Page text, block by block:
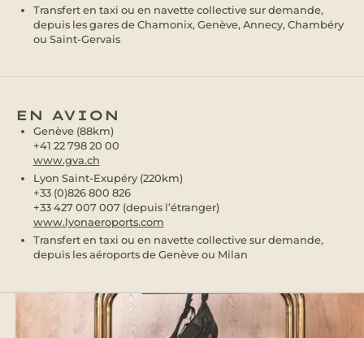
Transfert en taxi ou en navette collective sur demande,
depuis les gares de Chamonix, Genève, Annecy, Chambéry
ou Saint-Gervais
EN AVION
Genève (88km)
+41 22 798 20 00
www.gva.ch
Lyon Saint-Exupéry (220km)
+33 (0)826 800 826
+33 427 007 007 (depuis l’étranger)
www.lyonaeroports.com
Transfert en taxi ou en navette collective sur demande,
depuis les aéroports de Genève ou Milan